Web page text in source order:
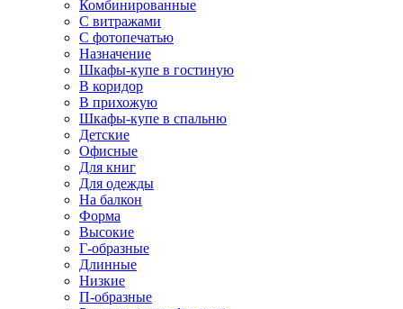
Комбинированные
С витражами
С фотопечатью
Назначение
Шкафы-купе в гостиную
В коридор
В прихожую
Шкафы-купе в спальню
Детские
Офисные
Для книг
Для одежды
На балкон
Форма
Высокие
Г-образные
Длинные
Низкие
П-образные